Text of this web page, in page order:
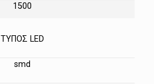
1500
ΤΥΠΟΣ LED
smd